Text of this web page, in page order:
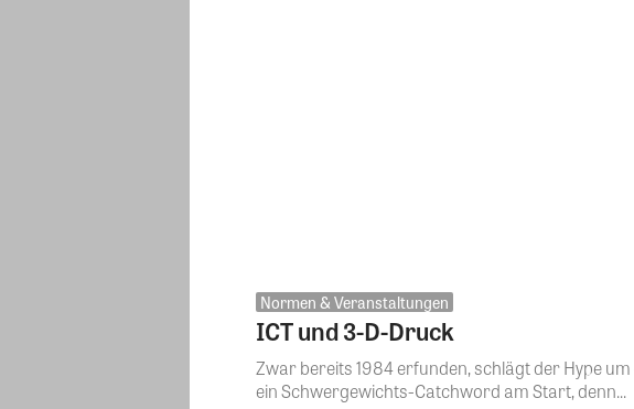
Normen & Veranstaltungen
ICT und 3-D-Druck
Zwar bereits 1984 erfunden, schlägt der Hype
ein Schwergewichts-Catchword am Start, denn...